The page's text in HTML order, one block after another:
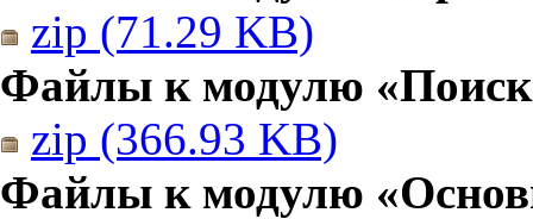
zip (71.29 KB)
Файлы к модулю
zip (366.93 KB)
Файлы к модулю